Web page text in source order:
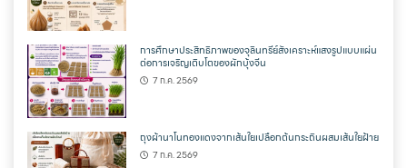
การศึกษาประสิทธิภาพของจุลินทรีย์สังเคราะห์แสงรูปแบบแผ่น
ต่อการเจริญเติบโตของผักบุ้งจีน
7 ก.ค. 2569
ถุงผ้านาโนทองแดงจากเส้นใยเปลือกต้นกระถินผสมเส้นใยฝ้าย
7 ก.ค. 2569